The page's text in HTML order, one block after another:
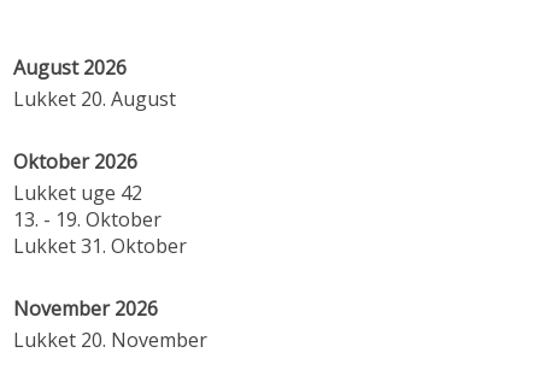
August 2026
Lukket 20. August
Oktober 2026
Lukket uge 42
13. - 19. Oktober
Lukket 31. Oktober
November 2026
Lukket 20. November